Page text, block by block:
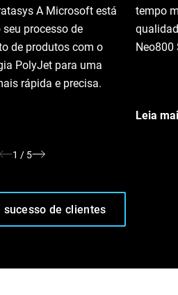
A Microsoft está
processo de
de produtos com o
PolyJet para uma
rápida e precisa.
tempo
Neo800
Leia
1 / 5
sucesso de clientes